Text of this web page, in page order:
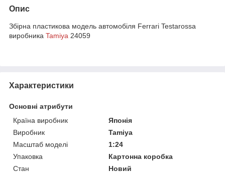
Опис
Збірна пластикова модель автомобіля Ferrari Testarossa
виробника Tamiya 24059
Характеристики
Основні атрибути
Країна виробник
Японія
Виробник
Tamiya
Масштаб моделі
1:24
Упаковка
Картонна коробка
Стан
Новий